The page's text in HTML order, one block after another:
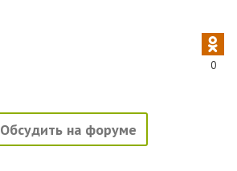
0
Обсудить на форуме